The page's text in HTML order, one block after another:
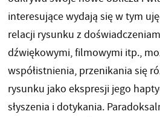
interesujące wydają się w tym
relacji rysunku z
dźwiękowymi, filmowymi itp.,
współistnienia, przenikania się
rysunku jako ekspresji jego
słyszenia i dotykania.